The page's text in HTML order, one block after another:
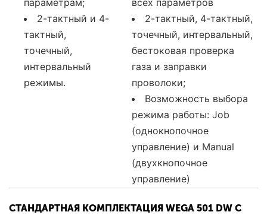
параметрам;
2-тактный и 4-
тактный,
точечный,
интервальный
режимы.
всех параметров
2-тактный, 4-тактный,
точечный, интервальный,
бестоковая проверка
газа и заправки
проволоки;
Возможность выбора
режима работы: Job
(однокнопочное
управление) и Manuаl
(двухкнопочное
управление)
СТАНДАРТНАЯ КОМПЛЕКТАЦИЯ WEGA 501 DW С